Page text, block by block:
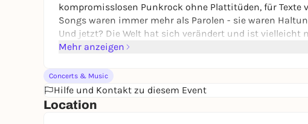
kompromisslosen Punkrock ohne Plattitüden, für Texte
Songs waren immer mehr als Parolen - sie waren
Und jetzt? Die Welt hat sich verändert und ist vielleicht
POLIZIST haben längst noch nicht alles gesagt. Sie sind
heute so gut wie noch nie.
2026 wird das Jahr, in dem DER DICKE POLIZIST
geholt.
Mehr anzeigen
Concerts & Music
Hilfe und Kontakt zu diesem Event
Location